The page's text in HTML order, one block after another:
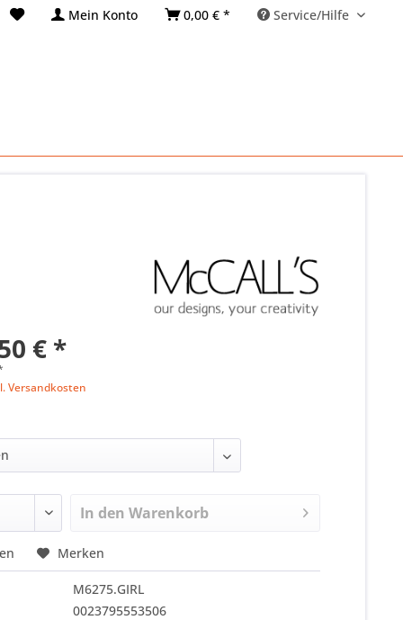
Mein Konto 0,00 € * Service/Hilfe
€ *
Versandkosten
In den Warenkorb
Merken
M6275.GIRL
0023795553506